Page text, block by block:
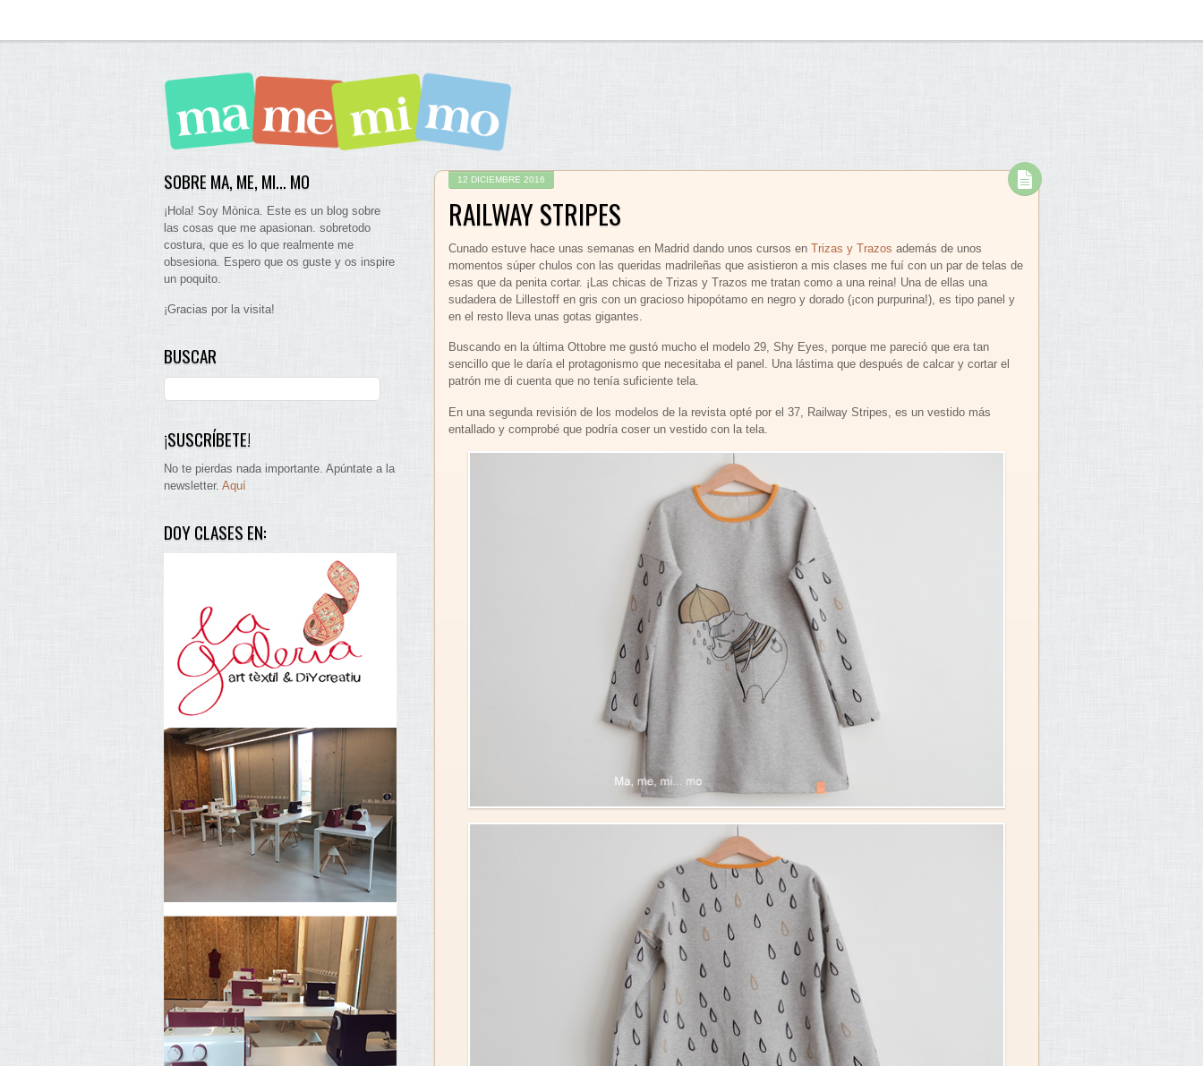
12 DICIEMBRE 2016
RAILWAY STRIPES
Cunado estuve hace unas semanas en Madrid dando unos cursos en Trizas y Trazos además de unos
momentos súper chulos con las queridas madrileñas que asistieron a mis clases me fuí con un par de telas de
esas que da penita cortar. ¡Las chicas de Trizas y Trazos me tratan como a una reina! Una de ellas una
sudadera de Lillestoff en gris con un gracioso hipopótamo en negro y dorado (¡con purpurina!), es tipo panel y
en el resto lleva unas gotas gigantes.
Buscando en la última Ottobre me gustó mucho el modelo 29, Shy Eyes, porque me pareció que era tan
sencillo que le daría el protagonismo que necesitaba el panel. Una lástima que después de calcar y cortar el
patrón me di cuenta que no tenía suficiente tela.
En una segunda revisión de los modelos de la revista opté por el 37, Railway Stripes, es un vestido más
entallado y comprobé que podría coser un vestido con la tela.
SOBRE MA, ME, MI… MO
¡Hola! Soy Mònica. Este es un blog sobre
las cosas que me apasionan. sobretodo
costura, que es lo que realmente me
obsesiona. Espero que os guste y os inspire
un poquito.
¡Gracias por la visita!
BUSCAR
¡SUSCRÍBETE!
No te pierdas nada importante. Apúntate a la
newsletter. Aquí
DOY CLASES EN: